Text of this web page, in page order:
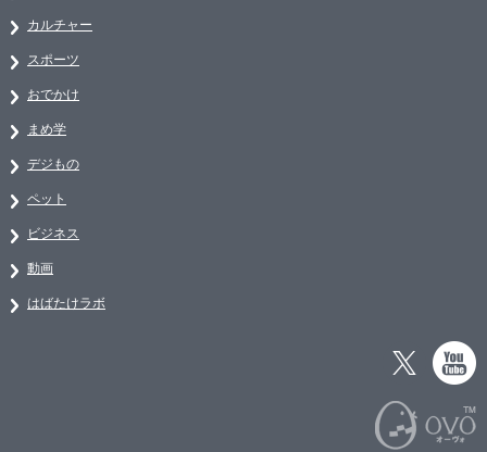
カルチャー
スポーツ
おでかけ
まめ学
デジもの
ペット
ビジネス
動画
はばたけラボ